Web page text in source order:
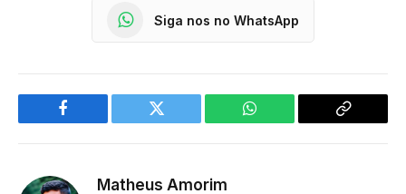
Siga nos no WhatsApp
Facebook Twitter WhatsApp
Copy
Matheus Amorim